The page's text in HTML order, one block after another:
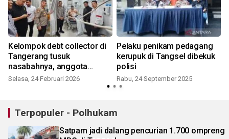
Kelompok debt collector di
Tangerang tusuk
nasabahnya, anggota
advokat
Selasa, 24 Februari 2026
Pelaku penikam pedagang
kerupuk di Tangsel dibekuk
polisi
Rabu, 24 September 2025
Terpopuler - Polhukam
Satpam jadi dalang pencurian 1.700 ompreng